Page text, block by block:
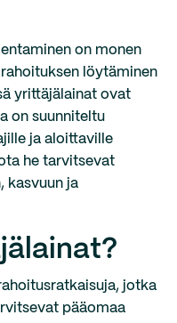
on monen
löytäminen
yrittäjälainat ovat
on suunniteltu
ja aloittaville
he tarvitsevat
kasvuun ja
jotka
pääomaa